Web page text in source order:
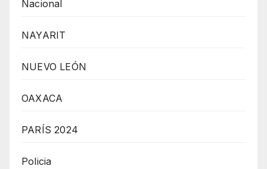
Nacional
NAYARIT
NUEVO LEÓN
OAXACA
PARÍS 2024
Policia